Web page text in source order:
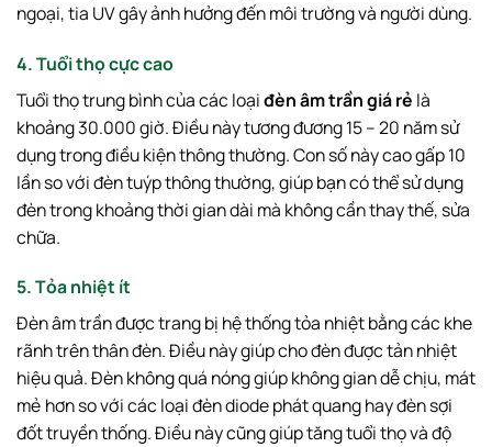
ngoại, tia UV gây ảnh hưởng đến môi trường và người dùng.
4. Tuổi thọ cực cao
Tuổi thọ trung bình của các loạiđèn âm trần giá rẻ là
khoảng 30.000 giờ. Điều này tương đương 15 – 20 năm sử
dụng trong điều kiện thông thường. Con số này cao gấp 10
lần so với đèn tuýp thông thường, giúp bạn có thể sử dụng
đèn trong khoảng thời gian dài mà không cần thay thế, sửa
chữa.
5. Tỏa nhiệt ít
Đèn âm trần được trang bị hệ thống tỏa nhiệt bằng các khe
rãnh trên thân đèn. Điều này giúp cho đèn được tản nhiệt
hiệu quả. Đèn không quá nóng giúp không gian dễ chịu, mát
mẻ hơn so với các loại đèn diode phát quang hay đèn sợi
đốt truyền thống. Điều này cũng giúp tăng tuổi thọ và độ